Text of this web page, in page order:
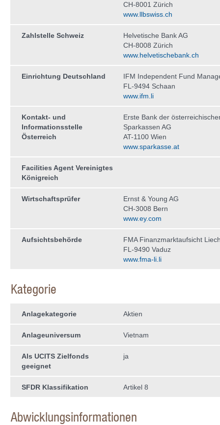
CH-8001 Zürich
www.llbswiss.ch
Zahlstelle Schweiz
Helvetische Bank AG
CH-8008 Zürich
www.helvetischebank.ch
Einrichtung Deutschland
IFM Independent Fund
FL-9494 Schaan
www.ifm.li
Kontakt- und
Informationsstelle
Österreich
Erste Bank der
Sparkassen AG
AT-1100 Wien
www.sparkasse.at
Facilities Agent Vereinigtes
Königreich
Wirtschaftsprüfer
Ernst & Young AG
CH-3008 Bern
www.ey.com
Aufsichtsbehörde
FMA Finanzmarktaufsicht
FL-9490 Vaduz
www.fma-li.li
Kategorie
Anlagekategorie Aktien
Anlageuniversum Vietnam
Als UCITS Zielfonds
geeignet
ja
SFDR Klassifikation Artikel 8
Abwicklungsinformationen